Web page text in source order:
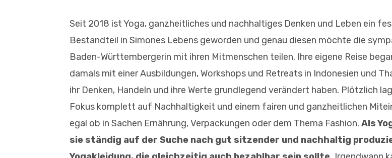
Seit 2018 ist Yoga, ganzheitliches und nachhaltiges Denken und Leben ein
Bestandteil in Simones Lebens geworden und genau diesen möchte die
Baden-Württembergerin mit ihren Mitmenschen teilen. Ihre eigene Reise
damals mit einer Ausbildungen, Workshops und Retreats in Indonesien und
ihr Denken, Handeln und ihre Werte grundlegend verändert haben. Plötzlich
Fokus komplett auf Nachhaltigkeit und einem fairen und ganzheitlichen
egal ob in Sachen Ernährung, Verpackungen oder dem Thema Fashion. Als
sie ständig auf der Suche nach gut sitzender und nachhaltig